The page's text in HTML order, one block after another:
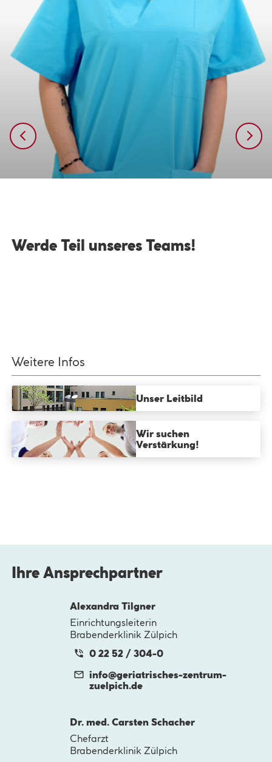
Werde Teil unseres Teams!
Weitere Infos
Unser Leitbild
Wir suchen
Verstärkung!
Ihre Ansprechpartner
Alexandra Tilgner
Einrichtungsleiterin
Brabenderklinik Zülpich
0 22 52 / 304-0
info@geriatrisches-zentrum-
zuelpich.de
Dr. med. Carsten Schacher
Chefarzt
Brabenderklinik Zülpich